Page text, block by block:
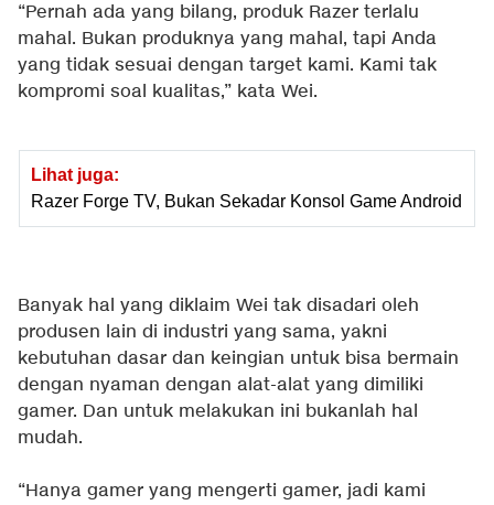
“Pernah ada yang bilang, produk Razer terlalu
mahal. Bukan produknya yang mahal, tapi Anda
yang tidak sesuai dengan target kami. Kami tak
kompromi soal kualitas,” kata Wei.
Lihat juga:
Razer Forge TV, Bukan Sekadar Konsol Game Android
Banyak hal yang diklaim Wei tak disadari oleh
produsen lain di industri yang sama, yakni
kebutuhan dasar dan keingian untuk bisa bermain
dengan nyaman dengan alat-alat yang dimiliki
gamer. Dan untuk melakukan ini bukanlah hal
mudah.
“Hanya gamer yang mengerti gamer, jadi kami